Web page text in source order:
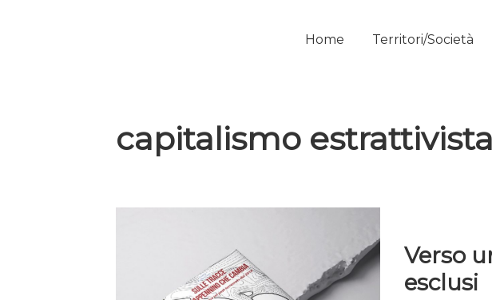
IL
Home
Territori/Società
capitalismo estrattivista
Verso
esclusi